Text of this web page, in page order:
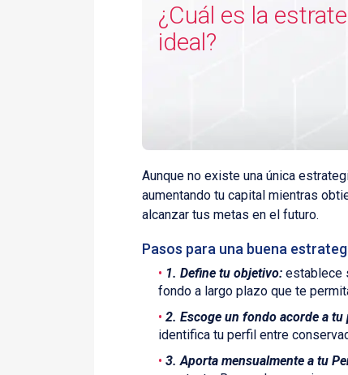
¿Cuál es la estrategia de inversión
ideal?
Aunque no existe una única
aumentando tu capital mientras
alcanzar tus metas en el futuro.
Pasos para una buena
1. Define tu objetivo: establece
fondo a largo plazo que te
2. Escoge un fondo acorde a
identifica tu perfil entre
3. Aporta mensualmente a tu